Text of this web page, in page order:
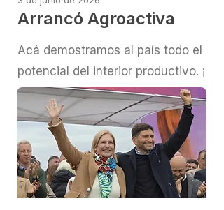
Arrancó Agroactiva
Acá demostramos al país todo el
potencial del interior productivo. ¡